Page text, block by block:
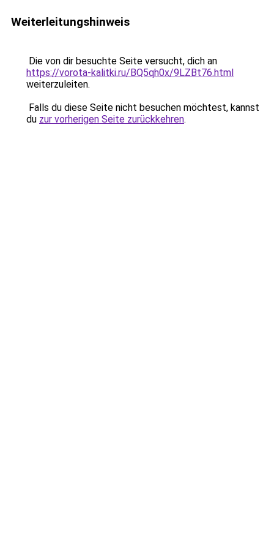
Weiterleitungshinweis
Die von dir besuchte Seite versucht, dich an
https://vorota-kalitki.ru/BQ5qh0x/9LZBt76.html
weiterzuleiten.
Falls du diese Seite nicht besuchen möchtest, kannst
du zur vorherigen Seite zurückkehren.